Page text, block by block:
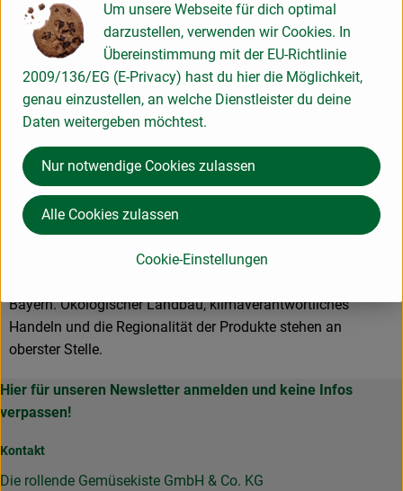
Produktinformationen
Herkunft
Hersteller: Land/LKW
Italien
Der Ökoring beliefert uns mit unterschiedlichen Bioartikeln
aus allen Produktbereichen.
Bayern. Ökologischer Landbau, klimaverantwortliches
Handeln und die Regionalität der Produkte stehen an
oberster Stelle.
Hier für unseren Newsletter anmelden und keine Infos
verpassen!
Kontakt
Die rollende Gemüsekiste GmbH & Co. KG
Um unsere Webseite für dich optimal
darzustellen, verwenden wir Cookies. In
Übereinstimmung mit der EU-Richtlinie
2009/136/EG (E-Privacy) hast du hier die Möglichkeit,
genau einzustellen, an welche Dienstleister du deine
Daten weitergeben möchtest.
Cookie-Einstellungen
Nur notwendige Cookies zulassen
Alle Cookies zulassen